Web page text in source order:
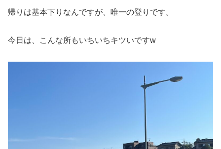
帰りは基本下りなんですが、唯一の登りです。
今日は、こんな所もいちいちキツいですw